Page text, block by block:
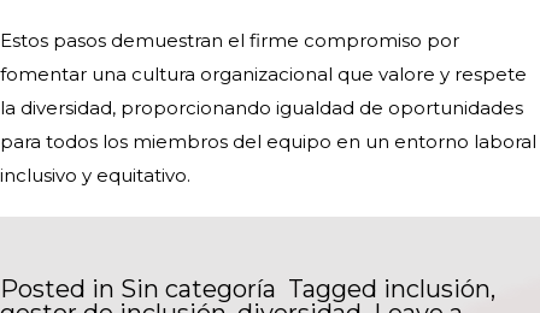
Estos pasos demuestran el firme compromiso por
fomentar una cultura organizacional que valore y respete
la diversidad, proporcionando igualdad de oportunidades
para todos los miembros del equipo en un entorno laboral
inclusivo y equitativo.
Posted in Sin categoría Tagged inclusión,